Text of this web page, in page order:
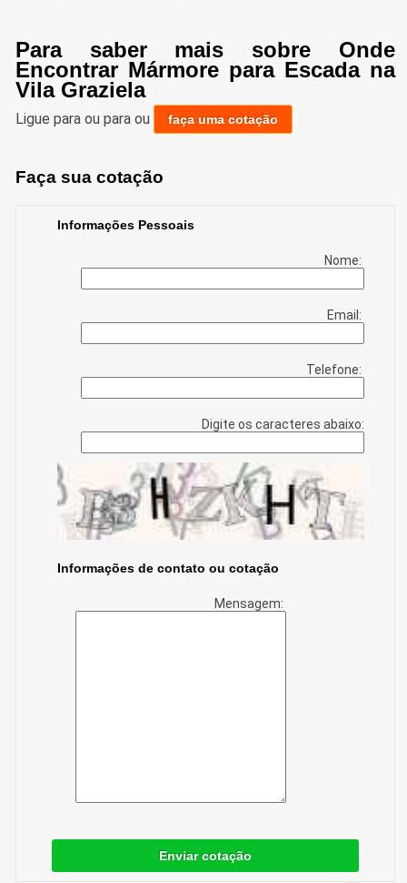
Para saber mais sobre Onde
Encontrar Mármore para Escada na
Vila Graziela
Ligue paraou paraou faça uma cotação
Faça sua cotação
Informações Pessoais
Nome:
Email:
Telefone:
Digite os caracteres abaixo:
Informações de contato ou cotação
Mensagem:
Enviar cotação